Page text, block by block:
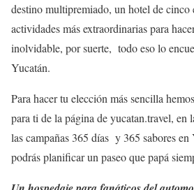
destino multipremiado, un hotel de cinco
actividades más extraordinarias para
inolvidable, por suerte, todo eso lo
Yucatán.
Para hacer tu elección más sencilla
para ti de la página de yucatan.travel, en
las campañas 365 días y 365 sabores en
podrás planificar un paseo que papá